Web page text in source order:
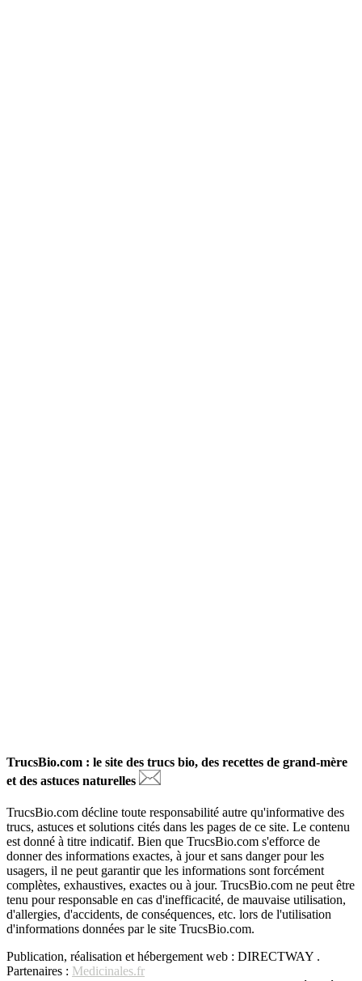
TrucsBio.com : le site des trucs bio, des recettes de grand-mère
et des astuces naturelles
TrucsBio.com décline toute responsabilité autre qu'informative des
trucs, astuces et solutions cités dans les pages de ce site. Le contenu
est donné à titre indicatif. Bien que TrucsBio.com s'efforce de
donner des informations exactes, à jour et sans danger pour les
usagers, il ne peut garantir que les informations sont forcément
complètes, exhaustives, exactes ou à jour. TrucsBio.com ne peut être
tenu pour responsable en cas d'inefficacité, de mauvaise utilisation,
d'allergies, d'accidents, de conséquences, etc. lors de l'utilisation
d'informations données par le site TrucsBio.com.
Publication, réalisation et hébergement web : DIRECTWAY .
Partenaires : Medicinales.fr